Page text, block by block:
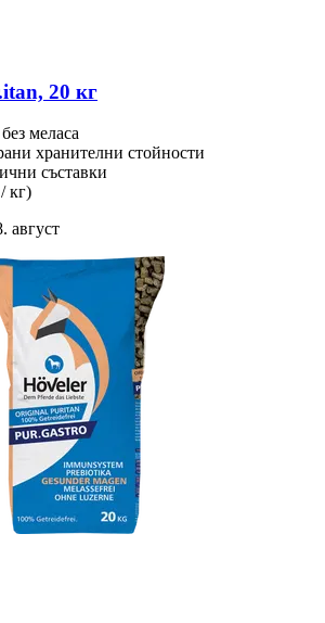
20 кг
меласа
хранителни стойности
съставки
кг)
август